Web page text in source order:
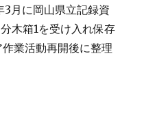
3月に岡山県立記録資
木箱1を受け入れ保存
業活動再開後に整理